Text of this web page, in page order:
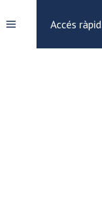
Accés ràpid